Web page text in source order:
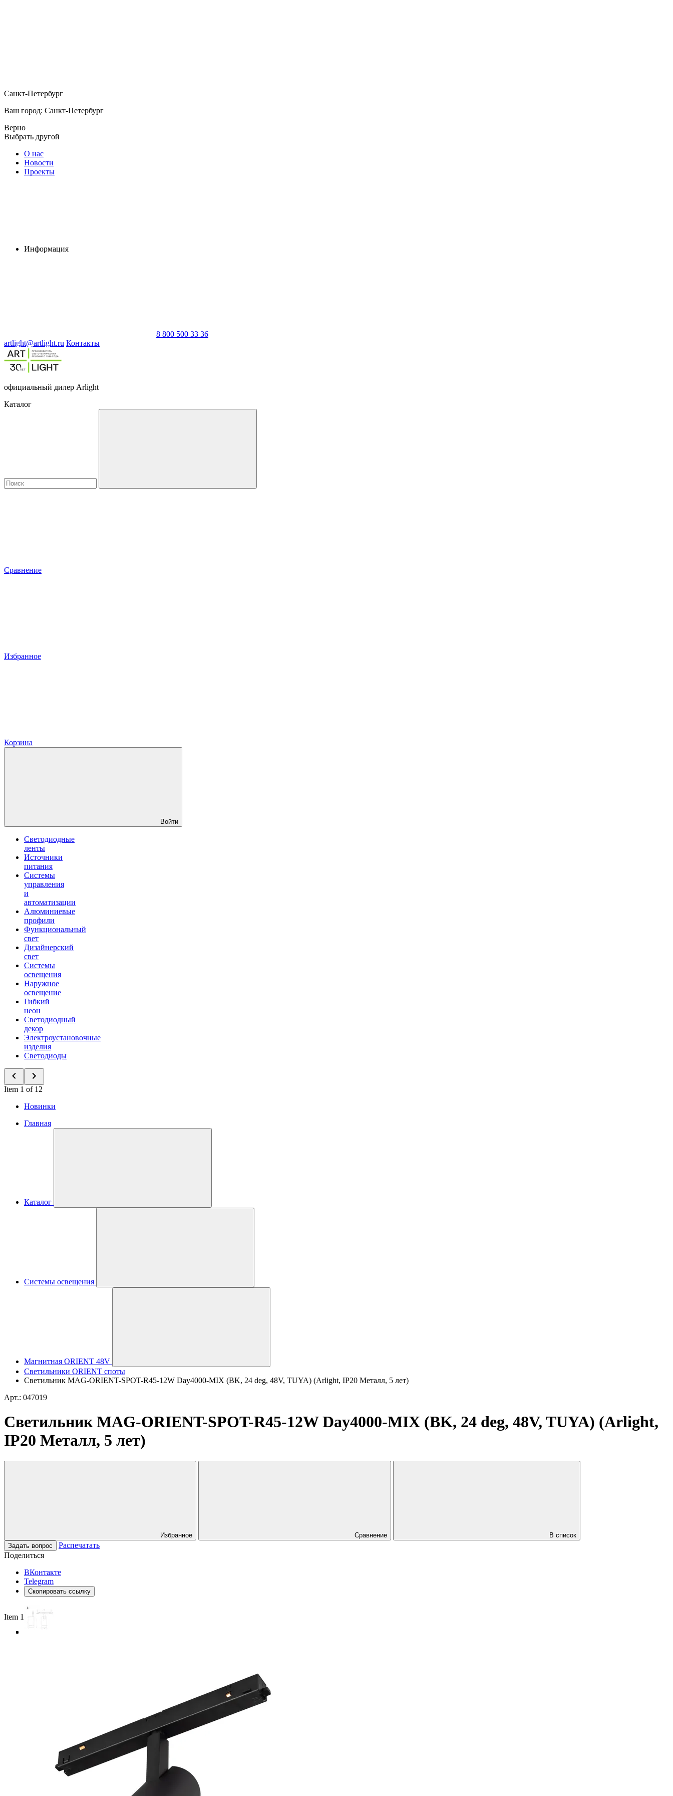
Санкт-Петербург
Ваш город: Санкт-Петербург
Верно
Выбрать другой
О нас
Новости
Проекты
Информация
8 800 500 33 36
artlight@artlight.ru Контакты
официальный дилер Arlight
Каталог
Сравнение
Избранное
Корзина
Войти
Светодиодные
ленты
Источники
питания
Системы
управления
и
автоматизации
Алюминиевые
профили
Функциональный
свет
Дизайнерский
свет
Системы
освещения
Наружное
освещение
Гибкий
неон
Светодиодный
декор
Электроустановочные
изделия
Светодиоды
Item 1 of 12
Новинки
Главная
Каталог
Системы освещения
Магнитная ORIENT 48V
Светильники ORIENT споты
Светильник MAG-ORIENT-SPOT-R45-12W Day4000-MIX (BK, 24 deg, 48V, TUYA) (Arlight, IP20 Металл, 5 лет)
Арт.: 047019
Светильник MAG-ORIENT-SPOT-R45-12W Day4000-MIX (BK, 24 deg, 48V, TUYA) (Arlight,
IP20 Металл, 5 лет)
Избранное Сравнение
В список
Задать вопрос
Распечатать
Поделиться
ВКонтакте
Telegram
Скопировать ссылку
Item 1 of 5